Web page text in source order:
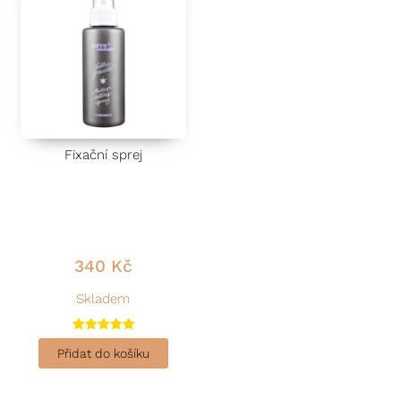
Fixační sprej
340 Kč
Skladem
Hodnocení
5.00
Přidat do košíku